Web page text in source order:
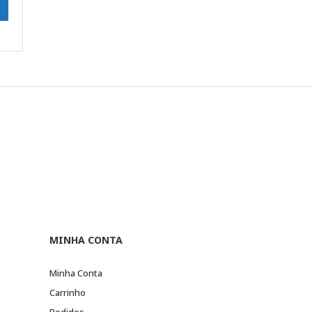
MINHA CONTA
Minha Conta
Carrinho